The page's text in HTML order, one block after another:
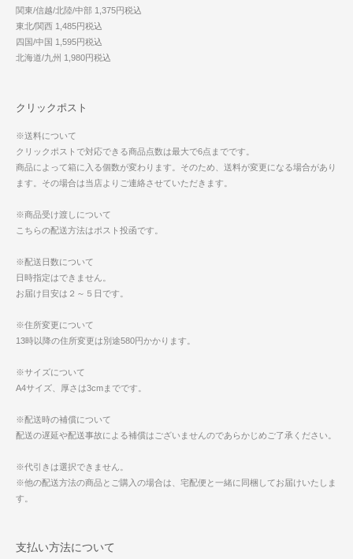
関東/信越/北陸/中部 1,375円税込
東北/関西 1,485円税込
四国/中国 1,595円税込
北海道/九州 1,980円税込
クリックポスト
※送料について
クリックポストで対応できる商品点数は最大で6点までです。
商品によって箱に入る個数が変わります。そのため、送料が変更になる場合があり
ます。その場合は当店よりご連絡させていただきます。
※商品受け渡しについて
こちらの配送方法はポスト投函です。
※配送日数について
日時指定はできません。
お届け目安は２～５日です。
※住所変更について
13時以降の住所変更は別途580円かかります。
※サイズについて
A4サイズ、厚さは3cmまでです。
※配送時の補償について
配送の遅延や配送事故による補償はございませんのであらかじめご了承ください。
※代引きは選択できません。
※他の配送方法の商品とご購入の場合は、宅配便と一緒に同梱してお届けいたしま
す。
支払い方法について